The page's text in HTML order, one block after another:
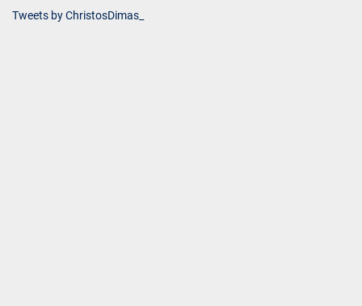
Tweets by ChristosDimas_